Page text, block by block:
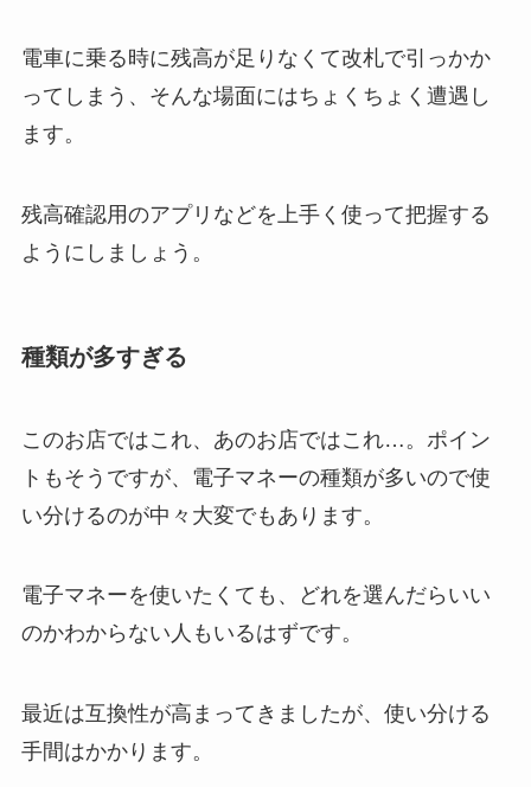
電車に乗る時に残高が足りなくて改札で引っかか
ってしまう、そんな場面にはちょくちょく遭遇し
ます。
残高確認用のアプリなどを上手く使って把握する
ようにしましょう。
種類が多すぎる
このお店ではこれ、あのお店ではこれ…。ポイン
トもそうですが、電子マネーの種類が多いので使
い分けるのが中々大変でもあります。
電子マネーを使いたくても、どれを選んだらいい
のかわからない人もいるはずです。
最近は互換性が高まってきましたが、使い分ける
手間はかかります。